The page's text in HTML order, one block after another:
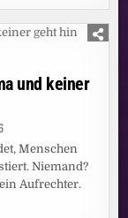
und keiner
Menschen
Niemand?
Aufrechter.